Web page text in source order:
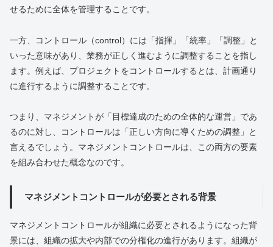
せるために全体を管理することです。
一方、コントロール（control）には「指揮」「統率」「調整」と
いった意味があり、業務が正しく進むように調整することを指し
ます。例えば、プロジェクトをコントロールするとは、計画通り
に進行するように調整することです。
つまり、マネジメントが「目標達成のための全体的な運営」であ
るのに対し、コントロールは「正しい方向に導くための調整」と
言えるでしょう。マネジメントコントロールは、この両方の要素
を組み合わせた概念なのです。
マネジメントコントロールが必要とされる背景
マネジメントコントロールが組織に必要とされるようになった背
景には、組織の拡大や内部での分権化の進行があります。組織が